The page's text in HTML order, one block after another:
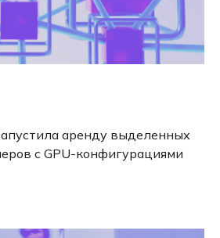
аренду выделенных
с GPU-конфигурациями